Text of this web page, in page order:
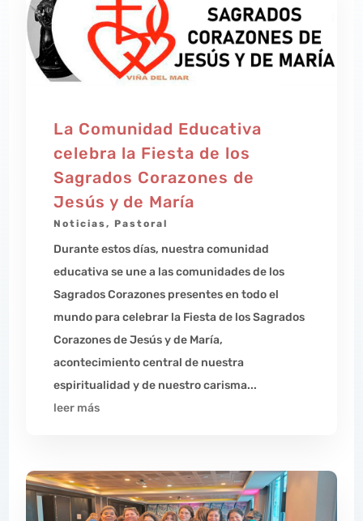
La Comunidad Educativa
celebra la Fiesta de los
Sagrados Corazones de
Jesús y de María
Noticias, Pastoral
Durante estos días, nuestra comunidad
educativa se une a las comunidades de los
Sagrados Corazones presentes en todo el
mundo para celebrar la Fiesta de los Sagrados
Corazones de Jesús y de María,
acontecimiento central de nuestra
espiritualidad y de nuestro carisma...
leer más